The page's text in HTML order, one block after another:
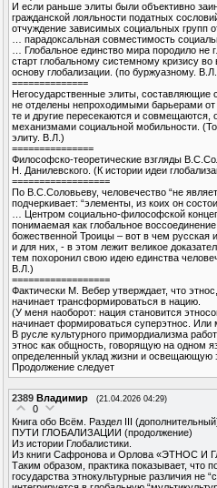
И если раньше элиты были объективно
гражданской лояльности податных
отчуждение зависимых социальных групп
… парадоксальная совместимость
… Глобальное единство мира породило не
старт глобальному системному кризису
основу глобализации. (по буржуазному.
==============
Негосударственные элиты, составляющие
не отделены непроходимыми барьерами
те и другие пересекаются и совмещаются,
механизмами социальной мобильности.
элиту. В.Л.)
===============
Философско-теоретические взгляды
Н. Данилевского. (К истории идеи
==================
По В.С.Соловьеву, человечество “не
подчеркивает: “элементы, из коих он
… Центром социально-философской
понимаемая как глобальное
божественной Троицы – вот в чем русская
и для них, - в этом лежит великое
тем похоронил свою идею единства
В.Л.)
==================
Фактически М. Вебер утверждает, что
начинает трансформироваться в нацию.
(У меня наоборот: нация становится
начинает формироваться суперэтнос.
В русле культурного примордиализма
этнос как общность, говорящую на
определенный уклад жизни и освещающую
Продолжение следует
2389 Владимир (21.04.2026 04:29)
0
Книга обо Всём. Раздел III
ПУТИ ГЛОБАЛИЗАЦИИ (продолжение)
Из истории Глобалистики.
Из книги Сафронова и Орлова «ЭТНОС
Таким образом, практика показывает, что
государства этнокультурные различия не